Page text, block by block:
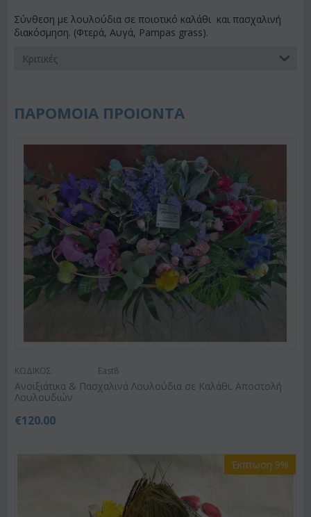
Σύνθεση με λουλούδια σε ποιοτικό καλάθι και πασχαλινή
διακόσμηση. (Φτερά, Αυγά, Pampas grass).
Κριτικές
ΠΑΡΟΜΟΙΑ ΠΡΟΙΟΝΤΑ
ΚΩΔΙΚΟΣ: East8
Ανοιξιάτικα & Πασχαλινά Λουλούδια σε Καλάθι. Αποστολή
Λουλουδιών.
€120.00
Έκπτωση 9%